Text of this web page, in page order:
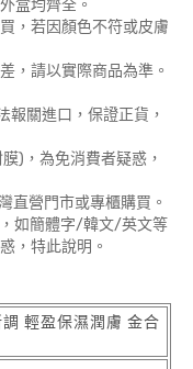
盒均齊全。
，若因顏色不符或皮膚
，請以實際商品為準。
報關進口，保證正貨，
)，為免消費者疑惑，
直營門市或專櫃購買。
如簡體字/韓文/英文等
，特此說明。
輕盈保濕潤膚 金合